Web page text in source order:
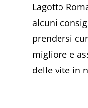
Lagotto
alcuni
prendersi
migliore e
delle vite in